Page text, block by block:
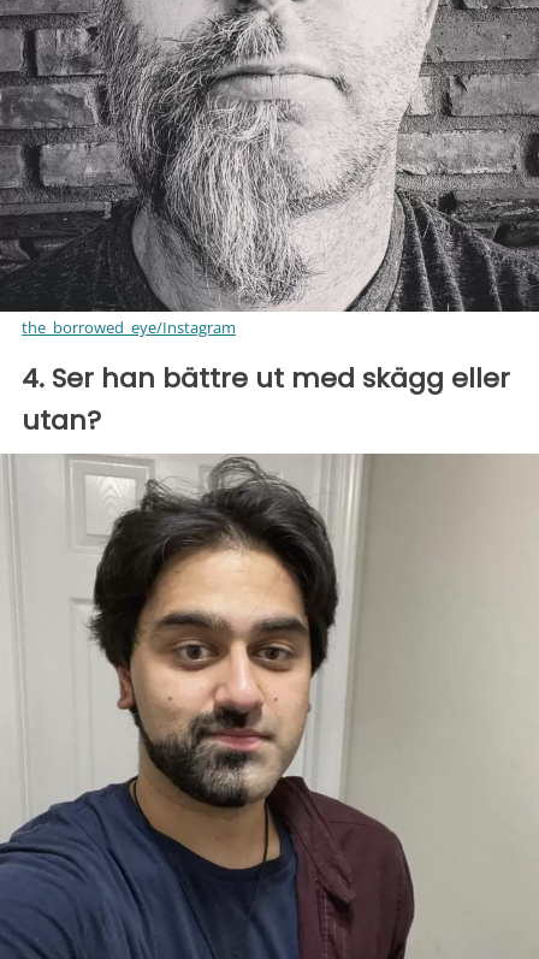
the_borrowed_eye/Instagram
4. Ser han bättre ut med skägg eller
utan?